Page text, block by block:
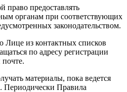
право предоставлять
органам при соответствующих
законодательством.
Лице из контактных списков
по адресу регистрации
материалы, пока ведется
Периодически Правила